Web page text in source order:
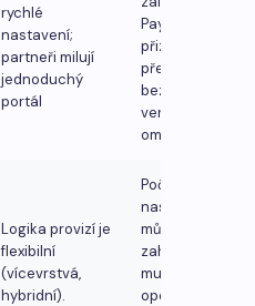
rychlé
nastavení;
partneři milují
jednoduchý
portál
PayPalu;
přizpůsobení
přehledů je u
bezplatné
verze
omezené.
Logika provizí je
flexibilní
(vícevrstvá,
hybridní).
Počáteční
nastavení
může být
zahlcující;
multiměnové
operace se